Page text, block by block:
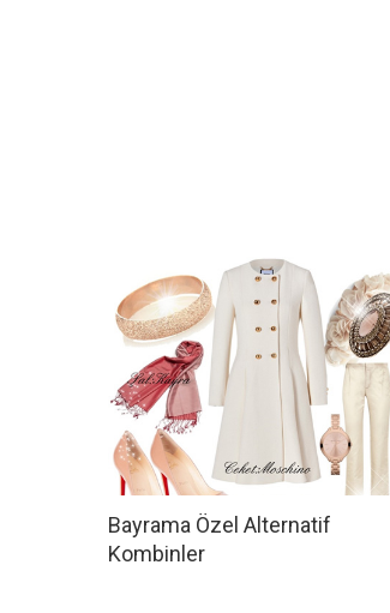
Bayrama Özel Alternatif
Kombinler